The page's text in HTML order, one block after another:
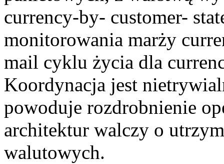
currency-by- customer-
monitorowania marży
mail cyklu życia dla
Koordynacja jest
powoduje rozdrobnienie
architektur walczy o
walutowych.